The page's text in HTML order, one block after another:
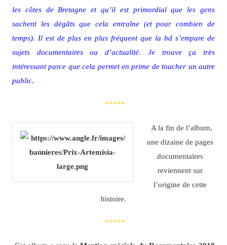
les côtes de Bretagne et qu’il est primordial que les gens
sachent les dégâts que cela entraîne (et pour combien de
temps). Il est de plus en plus fréquent que la bd s’empare de
sujets documentaires ou d’actualité. Je trouve ça très
intéressant parce que cela permet en prime de toucher un autre
public.
*****
A la fin de l’album,
une dizaine de pages
documentaires
reviennent sur
l’origine de cette
histoire.
*****